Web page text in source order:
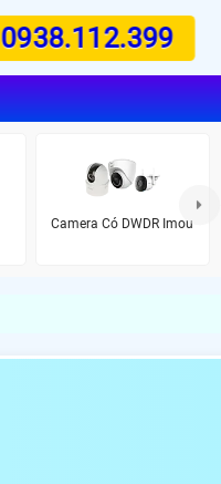
0938.112.399
Camera Có DWDR Imou